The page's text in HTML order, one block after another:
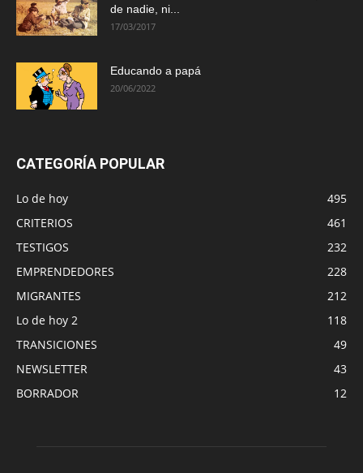
de nadie, ni...
17/03/2017
Educando a papá
20/06/2022
CATEGORÍA POPULAR
Lo de hoy
495
CRITERIOS
461
TESTIGOS
232
EMPRENDEDORES
228
MIGRANTES
212
Lo de hoy 2
118
TRANSICIONES
49
NEWSLETTER
43
BORRADOR
12